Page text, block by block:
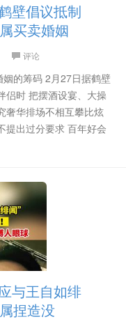
壁倡议抵制
买卖婚姻
评论
的筹码 2月27日据鹤壁
侣时 把摆酒设宴、大操
奢华排场不相互攀比炫
提出过分要求 百年好会
与王自如绯
捏造没